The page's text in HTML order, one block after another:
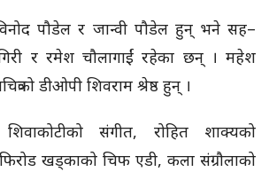
विनोद पौडेल र जान्वी पौडेल हुन् भने सह–
गिरी र रमेश चौलागाईं रहेका छन् । महेश
डीओपी शिवराम श्रेष्ठ हुन् ।
शिवाकोटीको संगीत, रोहित शाक्यको
फिरोड खड्काको चिफ एडी, कला संग्रौलाको